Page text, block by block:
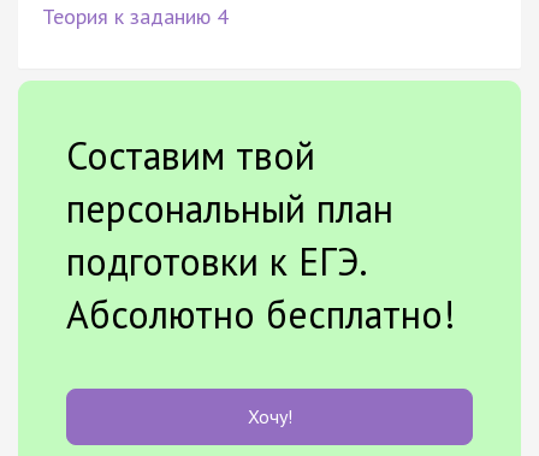
Теория к заданию 4
Составим твой
персональный план
подготовки к ЕГЭ.
Абсолютно бесплатно!
Хочу!